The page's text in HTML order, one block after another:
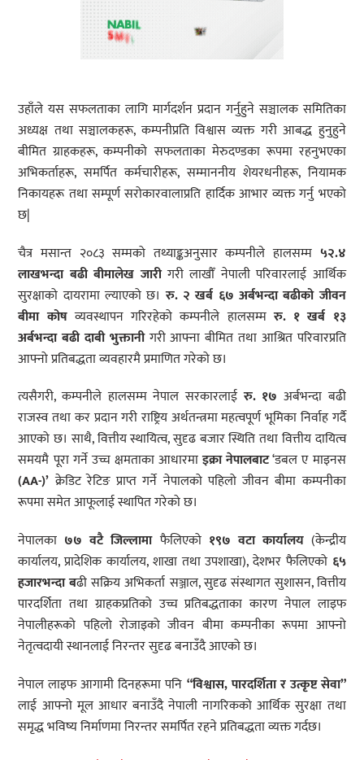
उहाँले यस सफलताका लागि मार्गदर्शन प्रदान गर्नुहुने सञ्चालक समितिका
अध्यक्ष तथा सञ्चालकहरू, कम्पनीप्रति विश्वास व्यक्त गरी आबद्ध हुनुहुने
बीमित ग्राहकहरू, कम्पनीको सफलताका मेरुदण्डका रूपमा रहनुभएका
अभिकर्ताहरू, समर्पित कर्मचारीहरू, सम्माननीय शेयरधनीहरू, नियामक
निकायहरू तथा सम्पूर्ण सरोकारवालाप्रति हार्दिक आभार व्यक्त गर्नु भएको
छ|
चैत्र मसान्त २०८३ सम्मको तथ्याङ्कअनुसार कम्पनीले हालसम्म ५२.४
लाखभन्दाबढीबीमालेखजारीगरी लाखौँ नेपाली परिवारलाई आर्थिक
सुरक्षाको दायरामा ल्याएको छ।रु. २खर्ब ६७ अर्बभन्दाबढीकोजीवन
बीमाकोषव्यवस्थापन गरिरहेको कम्पनीले हालसम्मरु. १खर्ब १३
अर्बभन्दाबढीदाबीभुक्तानीगरी आफ्ना बीमित तथा आश्रित परिवारप्रति
आफ्नो प्रतिबद्धता व्यवहारमै प्रमाणित गरेको छ।
त्यसैगरी, कम्पनीले हालसम्म नेपाल सरकारलाईरु. १७ अर्बभन्दा बढी
राजस्व तथा कर प्रदान गरी राष्ट्रिय अर्थतन्त्रमा महत्वपूर्ण भूमिका निर्वाह गर्दै
आएको छ। साथै, वित्तीय स्थायित्व, सुदृढ बजार स्थिति तथा वित्तीय दायित्व
समयमै पूरा गर्ने उच्च क्षमताका आधारमाइक्रा नेपालबाट‘डबल ए माइनस
(AA-)’ क्रेडिट रेटिङ प्राप्त गर्ने नेपालको पहिलो जीवन बीमा कम्पनीका
रूपमा समेत आफूलाई स्थापित गरेको छ।
नेपालका ७७ वटै जिल्लामाफैलिएको १९७ वटा कार्यालय(केन्द्रीय
कार्यालय, प्रादेशिक कार्यालय, शाखा तथा उपशाखा), देशभर फैलिएको ६५
हजारभन्दा बढी सक्रिय अभिकर्ता सञ्जाल, सुदृढ संस्थागत सुशासन, वित्तीय
पारदर्शिता तथा ग्राहकप्रतिको उच्च प्रतिबद्धताका कारण नेपाल लाइफ
नेपालीहरूको पहिलो रोजाइको जीवन बीमा कम्पनीका रूपमा आफ्नो
नेतृत्वदायी स्थानलाई निरन्तर सुदृढ बनाउँदै आएको छ।
नेपाल लाइफ आगामी दिनहरूमा पनि “विश्वास,पारदर्शितारउत्कृष्टसेवा”
लाई आफ्नो मूल आधार बनाउँदै नेपाली नागरिकको आर्थिक सुरक्षा तथा
समृद्ध भविष्य निर्माणमा निरन्तर समर्पित रहने प्रतिबद्धता व्यक्त गर्दछ।